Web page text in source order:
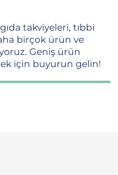
takviyeleri, tıbbi
birçok ürün ve
Geniş ürün
için buyurun gelin!